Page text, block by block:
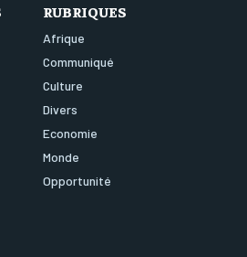
RUBRIQUES
Afrique
Communiqué
Culture
Divers
Economie
Monde
Opportunité